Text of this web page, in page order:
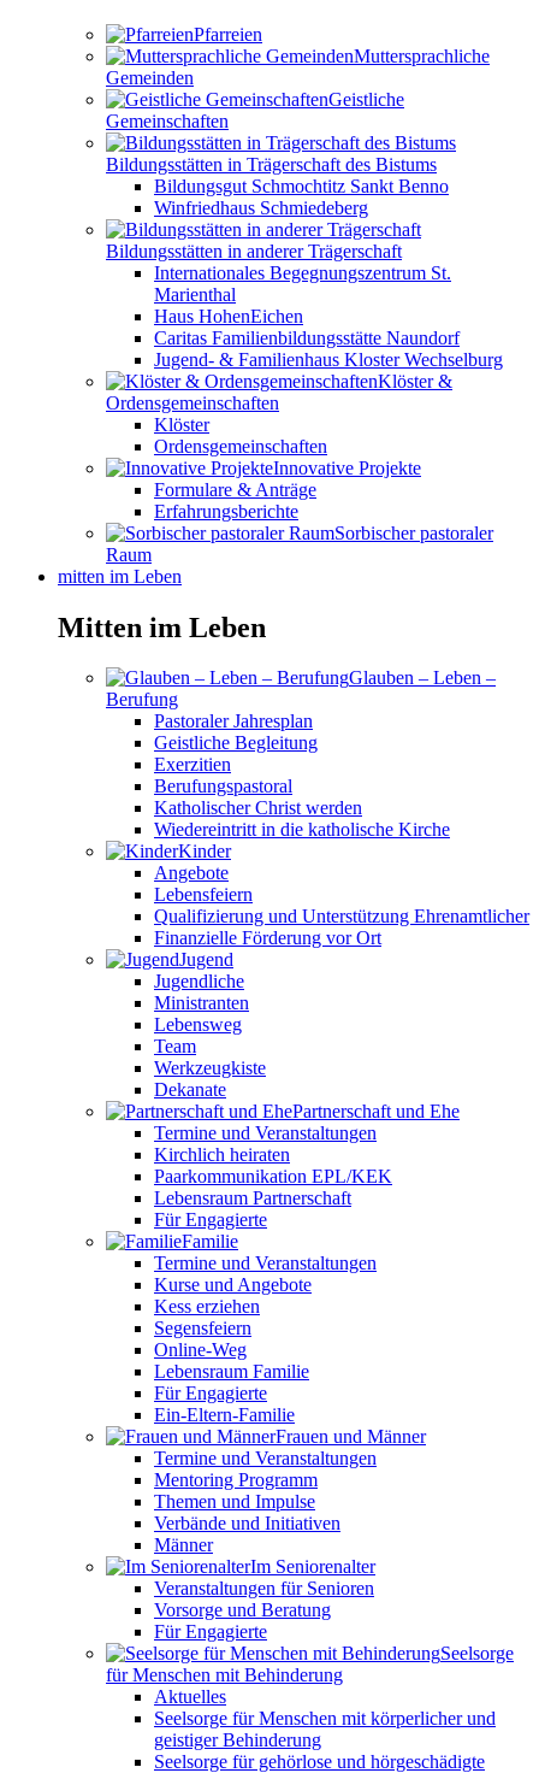
Pfarreien
Muttersprachliche
Gemeinden
Geistliche
Gemeinschaften
Bildungsstätten in Trägerschaft des Bistums
Bildungsgut Schmochtitz Sankt Benno
Winfriedhaus Schmiedeberg
Bildungsstätten in anderer Trägerschaft
Internationales Begegnungszentrum St.
Marienthal
Haus HohenEichen
Caritas Familienbildungsstätte Naundorf
Jugend- & Familienhaus Kloster Wechselburg
Klöster &
Ordensgemeinschaften
Klöster
Ordensgemeinschaften
Innovative Projekte
Formulare & Anträge
Erfahrungsberichte
Sorbischer pastoraler
Raum
mitten im Leben
Mitten im Leben
Glauben – Leben –
Berufung
Pastoraler Jahresplan
Geistliche Begleitung
Exerzitien
Berufungspastoral
Katholischer Christ werden
Wiedereintritt in die katholische Kirche
Kinder
Angebote
Lebensfeiern
Qualifizierung und Unterstützung Ehrenamtlicher
Finanzielle Förderung vor Ort
Jugend
Jugendliche
Ministranten
Lebensweg
Team
Werkzeugkiste
Dekanate
Partnerschaft und Ehe
Termine und Veranstaltungen
Kirchlich heiraten
Paarkommunikation EPL/KEK
Lebensraum Partnerschaft
Für Engagierte
Familie
Termine und Veranstaltungen
Kurse und Angebote
Kess erziehen
Segensfeiern
Online-Weg
Lebensraum Familie
Für Engagierte
Ein-Eltern-Familie
Frauen und Männer
Termine und Veranstaltungen
Mentoring Programm
Themen und Impulse
Verbände und Initiativen
Männer
Im Seniorenalter
Veranstaltungen für Senioren
Vorsorge und Beratung
Für Engagierte
Seelsorge
für Menschen mit Behinderung
Aktuelles
Seelsorge für Menschen mit körperlicher und
geistiger Behinderung
Seelsorge für gehörlose und hörgeschädigte